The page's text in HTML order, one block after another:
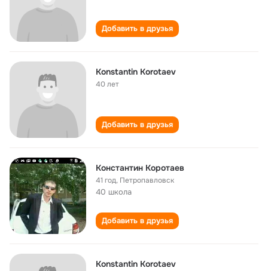
Добавить в друзья
Konstantin Korotaev
40 лет
Добавить в друзья
Константин Коротаев
41 год, Петропавловск
40 школа
Добавить в друзья
Konstantin Korotaev